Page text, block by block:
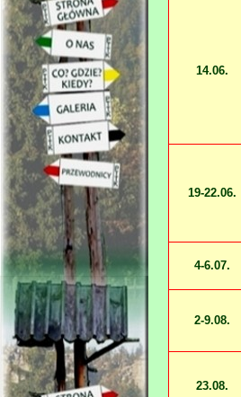
14.06.
19-22.06.
4-6.07.
2-9.08.
23.08.